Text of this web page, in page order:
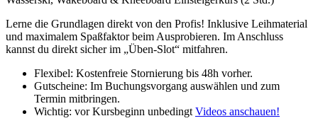
Lerne die Grundlagen direkt von den Profis! Inklusive Leihmaterial
und maximalem Spaßfaktor beim Ausprobieren. Im Anschluss
kannst du direkt sicher im „Üben-Slot“ mitfahren.
Flexibel: Kostenfreie Stornierung bis 48h vorher.
Gutscheine: Im Buchungsvorgang auswählen und zum
Termin mitbringen.
Wichtig: vor Kursbeginn unbedingt Videos anschauen!